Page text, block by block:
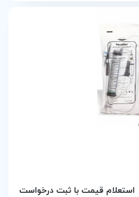
استعلام قیمت با ثبت درخواست